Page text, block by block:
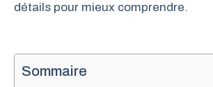
détails pour mieux comprendre.
Sommaire